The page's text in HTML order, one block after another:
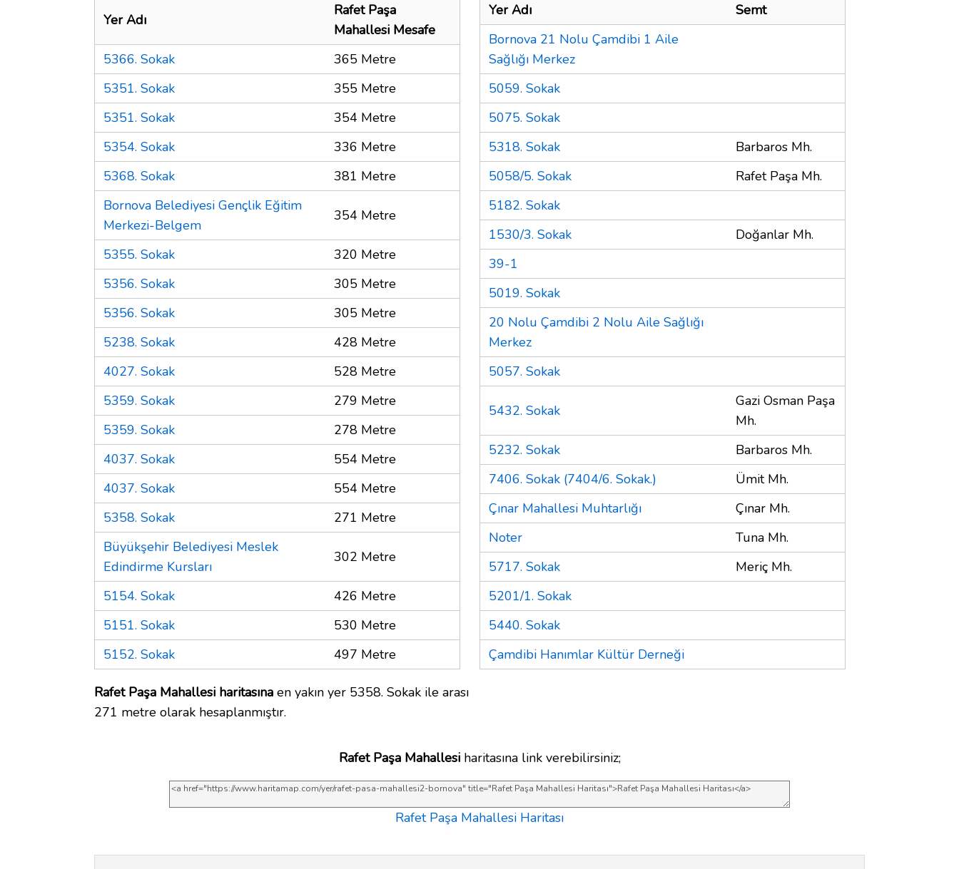
Yer Adı
Rafet Paşa
Mahallesi Mesafe
5366. Sokak
365 Metre
5351. Sokak
355 Metre
5351. Sokak
354 Metre
5354. Sokak
336 Metre
5368. Sokak
381 Metre
Bornova Belediyesi Gençlik Eğitim
Merkezi-Belgem
354 Metre
5355. Sokak
320 Metre
5356. Sokak
305 Metre
5356. Sokak
305 Metre
5238. Sokak
428 Metre
4027. Sokak
528 Metre
5359. Sokak
279 Metre
5359. Sokak
278 Metre
4037. Sokak
554 Metre
4037. Sokak
554 Metre
5358. Sokak
271 Metre
Büyükşehir Belediyesi Meslek
Edindirme Kursları
302 Metre
5154. Sokak
426 Metre
5151. Sokak
530 Metre
5152. Sokak
497 Metre
Rafet Paşa Mahallesi haritasına en yakın yer 5358. Sokak ile arası
271 metre olarak hesaplanmıştır.
Yer Adı
Semt
Bornova 21 Nolu Çamdibi 1 Aile
Sağlığı Merkez
5059. Sokak
5075. Sokak
5318. Sokak
Barbaros Mh.
5058/5. Sokak
Rafet Paşa Mh.
5182. Sokak
1530/3. Sokak
Doğanlar Mh.
39-1
5019. Sokak
20 Nolu Çamdibi 2 Nolu Aile Sağlığı
Merkez
5057. Sokak
5432. Sokak
Gazi Osman Paşa
Mh.
5232. Sokak
Barbaros Mh.
7406. Sokak (7404/6. Sokak.)
Ümit Mh.
Çınar Mahallesi Muhtarlığı
Çınar Mh.
Noter
Tuna Mh.
5717. Sokak
Meriç Mh.
5201/1. Sokak
5440. Sokak
Çamdibi Hanımlar Kültür Derneği
Rafet Paşa Mahallesiharitasına link verebilirsiniz;
Rafet Paşa Mahallesi Haritası